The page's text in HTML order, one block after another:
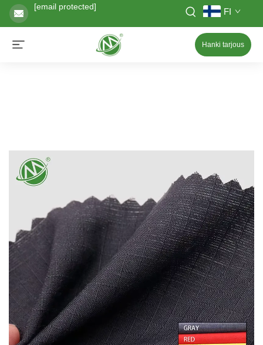
[email protected] FI
Hanki tarjous